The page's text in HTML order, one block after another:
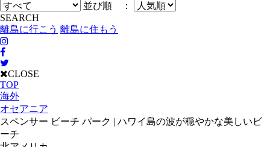
並び順 ：
SEARCH
離島に行こう 離島に住もう
CLOSE
TOP
海外
オセアニア
スペンサー ビーチ パーク | ハワイ島の波が穏やかな美しいビ
ーチ